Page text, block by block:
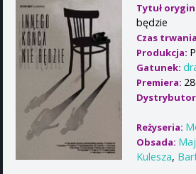
Tytuł
będzie
Czas
Produkcja:
Gatunek:
Premiera:
Reżyseria:
Obsada:
Kulesza,